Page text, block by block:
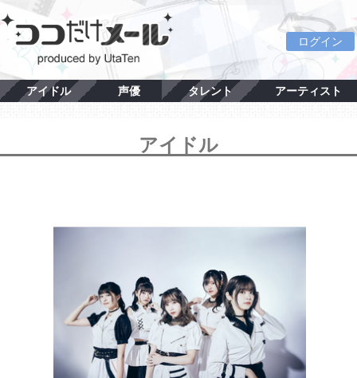
ログイン
アイドル 声優 タレント アーティスト
アイドル